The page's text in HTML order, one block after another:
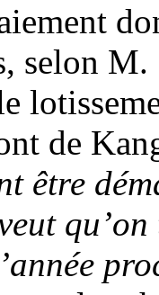
selon
de
être